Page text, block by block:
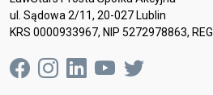
ul. Sądowa 2/11, 20-027 Lublin
KRS 0000933967, NIP 5272978863,